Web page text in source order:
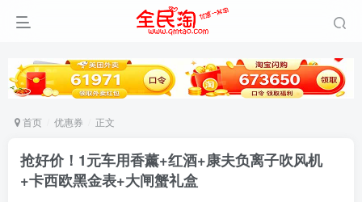
首页 优惠券 正文
抢好价！1元车用香薰+红酒+康夫负离子吹风机
+卡西欧黑金表+大闸蟹礼盒